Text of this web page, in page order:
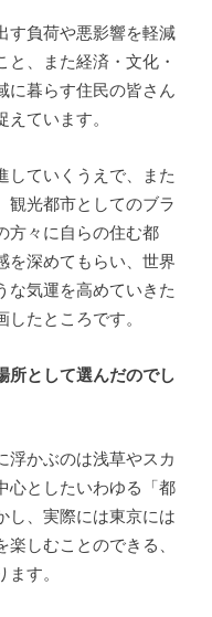
す負荷や悪影響を軽減
、また経済・文化・
に暮らす住民の皆さん
ています。
していくうえで、また
観光都市としてのブラ
方々に自らの住む都
を深めてもらい、世界
な気運を高めていきた
たところです。
所として選んだのでし
浮かぶのは浅草やスカ
心としたいわゆる「都
し、実際には東京には
しむことのできる、
す。